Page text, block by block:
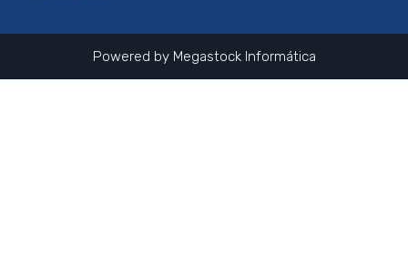
Powered by Megastock Informática